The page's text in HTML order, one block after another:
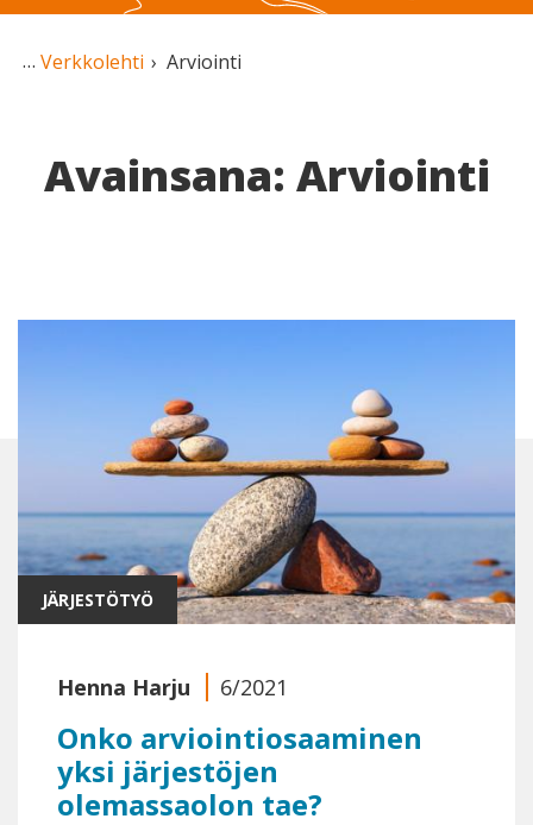
Verkkolehti Arviointi
Avainsana: Arviointi
JÄRJESTÖTYÖ
Henna Harju 6/2021
Onko arviointiosaaminen
yksi järjestöjen
olemassaolon tae?